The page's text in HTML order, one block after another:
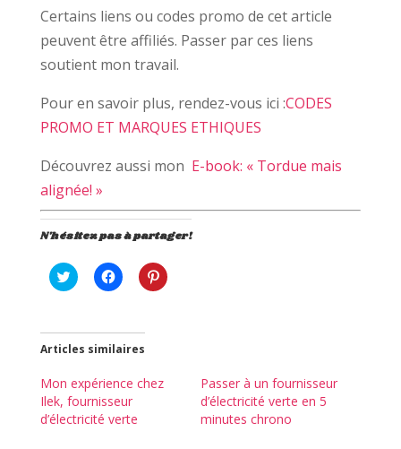
Certains liens ou codes promo de cet article
peuvent être affiliés. Passer par ces liens
soutient mon travail.
Pour en savoir plus, rendez-vous ici :CODES
PROMO ET MARQUES ETHIQUES
Découvrez aussi mon E-book: « Tordue mais
alignée! »
N'hésitez pas à partager!
C
l
e
z
p
u
r
p
a
r
C
l
e
z
p
u
r
p
a
r
C
l
u
r
Articles similaires
Mon expérience chez
Ilek, fournisseur
d’électricité verte
Passer à un fournisseur
d’électricité verte en 5
minutes chrono